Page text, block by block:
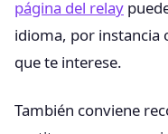
página del relay
idioma, por instancia
que te interese.
También conviene